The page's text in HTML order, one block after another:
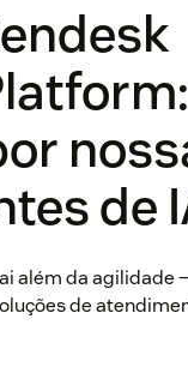
de
além da agilidade
de